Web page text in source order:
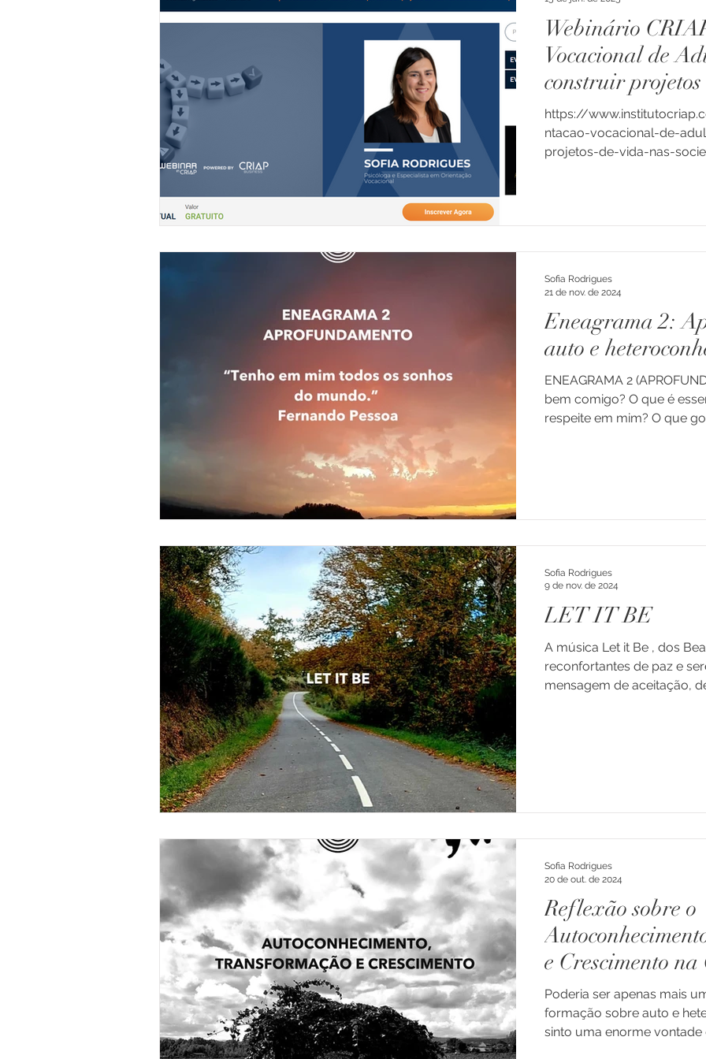
Webinário
Vocacional de
construir
sociedades
https://
ntacao-vocacional-de-
projetos-de-vida-nas-
Eneagrama 2:
auto e
ENEAGRAMA 2
bem comigo? O que é
respeite em mim? O que
Sofia Rodrigues
21 de nov. de 2024
LET IT BE
A música Let it Be , dos
reconfortantes de paz e
mensagem de aceitação,
Sofia Rodrigues
9 de nov. de 2024
Reflexão sobre o
e Crescimento
Soutelo - Braga
Poderia ser apenas mais
formação sobre auto e
sinto uma enorme vontade
Sofia Rodrigues
20 de out. de 2024